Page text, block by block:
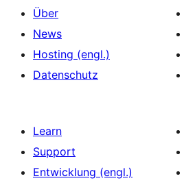
Über
News
Hosting (engl.)
Datenschutz
Learn
Support
Entwicklung (engl.)